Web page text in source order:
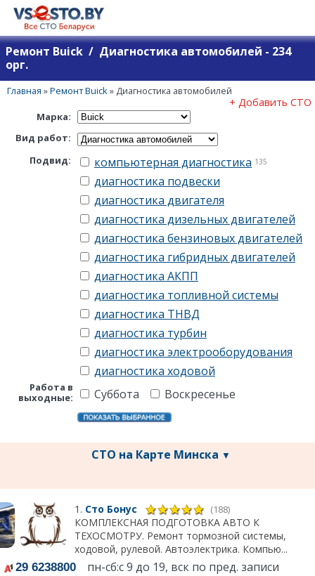
Ремонт Buick / Диагностика автомобилей - 234
орг.
Главная »Ремонт Buick» Диагностика автомобилей
+ Добавить СТО
Марка:
Вид работ:
Подвид:
компьютерная диагностика 135
диагностика подвески
диагностика двигателя
диагностика дизельных двигателей
диагностика бензиновых двигателей
диагностика гибридных двигателей
диагностика АКПП
диагностика топливной системы
диагностика ТНВД
диагностика турбин
диагностика электрооборудования
диагностика ходовой
Работа в
выходные:
Суббота Воскресенье
СТО на Карте Минска ▼
1. Сто Бонус (188)
КОМПЛЕКСНАЯ ПОДГОТОВКА АВТО К
ТЕХОСМОТРУ. Ремонт тормозной системы,
ходовой, рулевой. Автоэлектрика. Компью...
29 6238800 пн-сб:с 9 до 19, вск по пред. записи